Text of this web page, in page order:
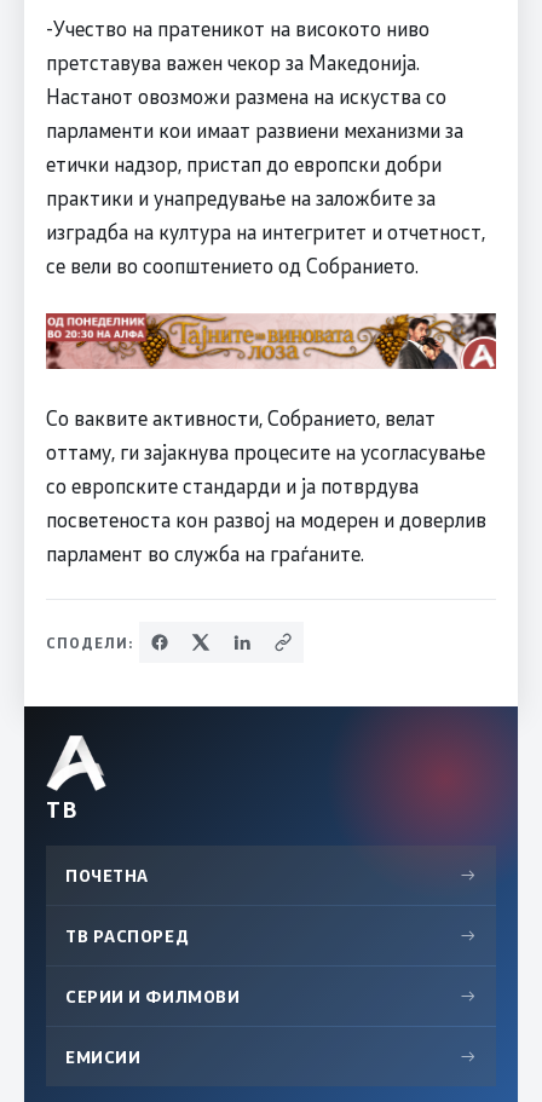
-Учество на пратеникот на високото ниво
претставува важен чекор за Македонија.
Настанот овозможи размена на искуства со
парламенти кои имаат развиени механизми за
етички надзор, пристап до европски добри
практики и унапредување на заложбите за
изградба на култура на интегритет и отчетност,
се вели во соопштението од Собранието.
Со ваквите активности, Собранието, велат
оттаму, ги зајакнува процесите на усогласување
со европските стандарди и ја потврдува
посветеноста кон развој на модерен и доверлив
парламент во служба на граѓаните.
СПОДЕЛИ:
ТВ
ПОЧЕТНА →
ТВ РАСПОРЕД →
СЕРИИ И ФИЛМОВИ →
ЕМИСИИ →